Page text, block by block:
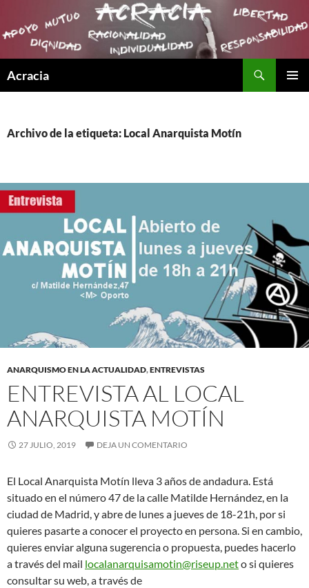
Acracia
Archivo de la etiqueta: Local Anarquista Motín
ANARQUISMO EN LA ACTUALIDAD,ENTREVISTAS
ENTREVISTA AL LOCAL
ANARQUISTA MOTÍN
27 JULIO, 2019 DEJA UN COMENTARIO
El Local Anarquista Motín lleva 3 años de andadura. Está
situado en el número 47 de la calle Matilde Hernández, en la
ciudad de Madrid, y abre de lunes a jueves de 18-21h, por si
quieres pasarte a conocer el proyecto en persona. Si en cambio,
quieres enviar alguna sugerencia o propuesta, puedes hacerlo
a través del mail localanarquisamotin@riseup.neto si quieres
consultar su web, a través de